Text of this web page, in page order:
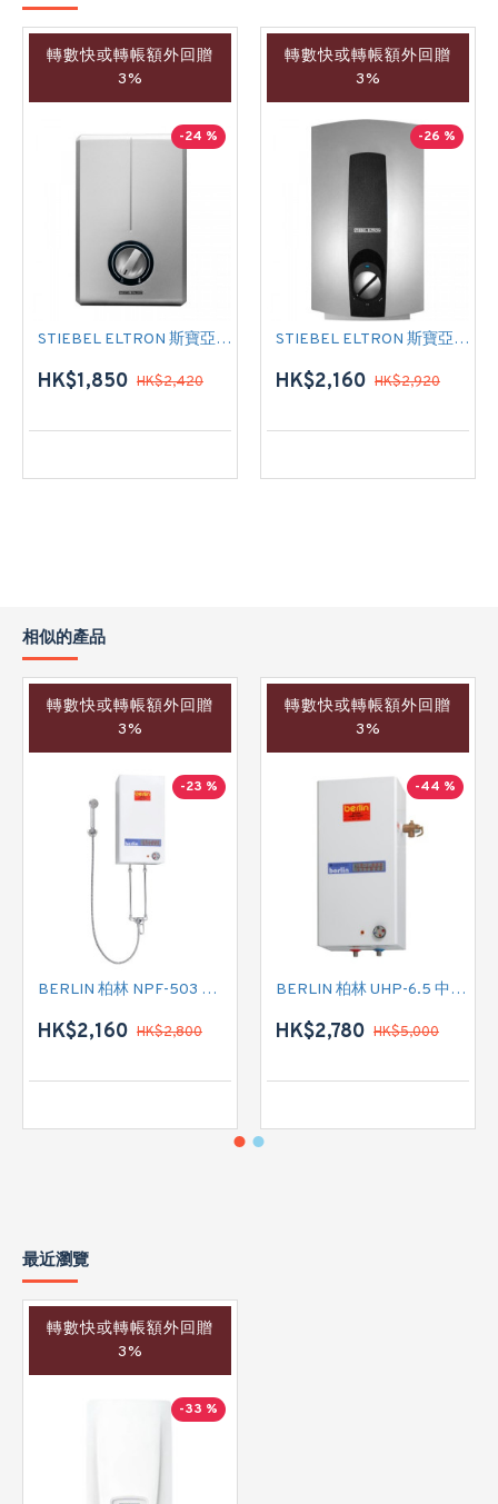
轉數快或轉帳額外回贈
3%
-24 %
STIEBEL ELTRON 斯寶亞創 DHC 6 XG 即熱式電熱水爐
HK$1,850 HK$2,420
轉數快或轉帳額外回贈
3%
-26 %
STIEBEL ELTRON 斯寶亞創 DHC 6 EL 即熱式電熱水爐
HK$2,160 HK$2,920
相似的產品
轉數快或轉帳額外回贈
3%
-23 %
BERLIN 柏林 NPF-503 花灑儲水式(低壓電熱水爐)
HK$2,160 HK$2,800
轉數快或轉帳額外回贈
3%
-44 %
BERLIN 柏林 UHP-6.5 中央儲水式(高壓電熱水爐)
HK$2,780 HK$5,000
最近瀏覽
轉數快或轉帳額外回贈
3%
-33 %